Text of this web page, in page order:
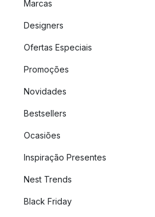
Marcas
Designers
Ofertas Especiais
Promoções
Novidades
Bestsellers
Ocasiões
Inspiração Presentes
Nest Trends
Black Friday